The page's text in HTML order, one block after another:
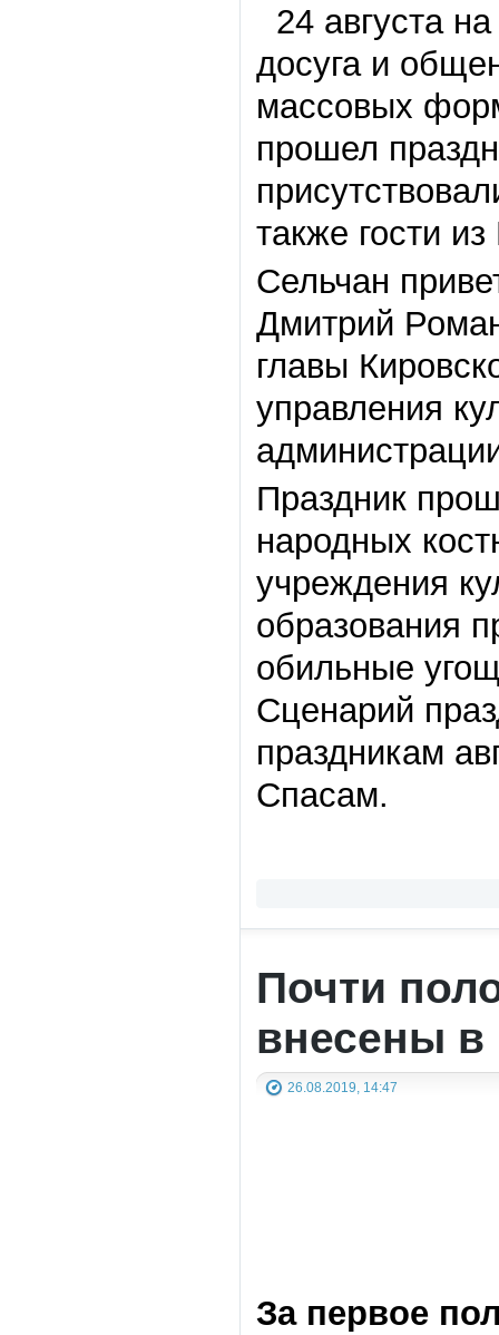
24 августа
досуга и
массовых
прошел
также гости
Сельчан
Дмитрий
главы
управления
Праздник
народных
учреждения
образования
обильные
Сценарий
праздникам
Спасам.
Почти
внесены
26.08.2019, 14:47
За первое